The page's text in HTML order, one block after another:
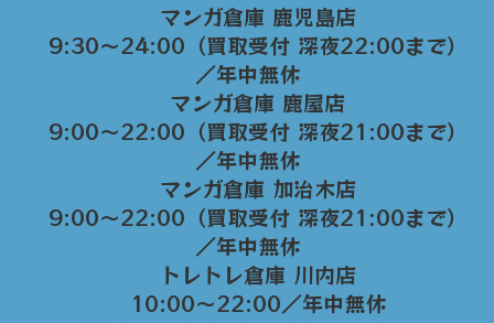
マンガ倉庫 鹿児島店
9:30～24:00（買取受付 深夜22:00まで）
／年中無休
マンガ倉庫 鹿屋店
9:00～22:00（買取受付 深夜21:00まで）
／年中無休
マンガ倉庫 加治木店
9:00〜22:00（買取受付 深夜21:00まで）
／年中無休
トレトレ倉庫 川内店
10:00〜22:00／年中無休